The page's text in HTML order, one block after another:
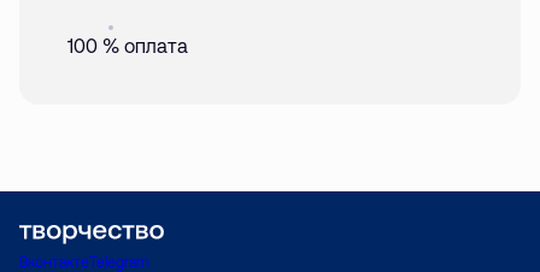
100 % оплата
ВконтактеTelegram